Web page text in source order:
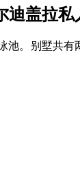
迪盖拉私
。别墅共